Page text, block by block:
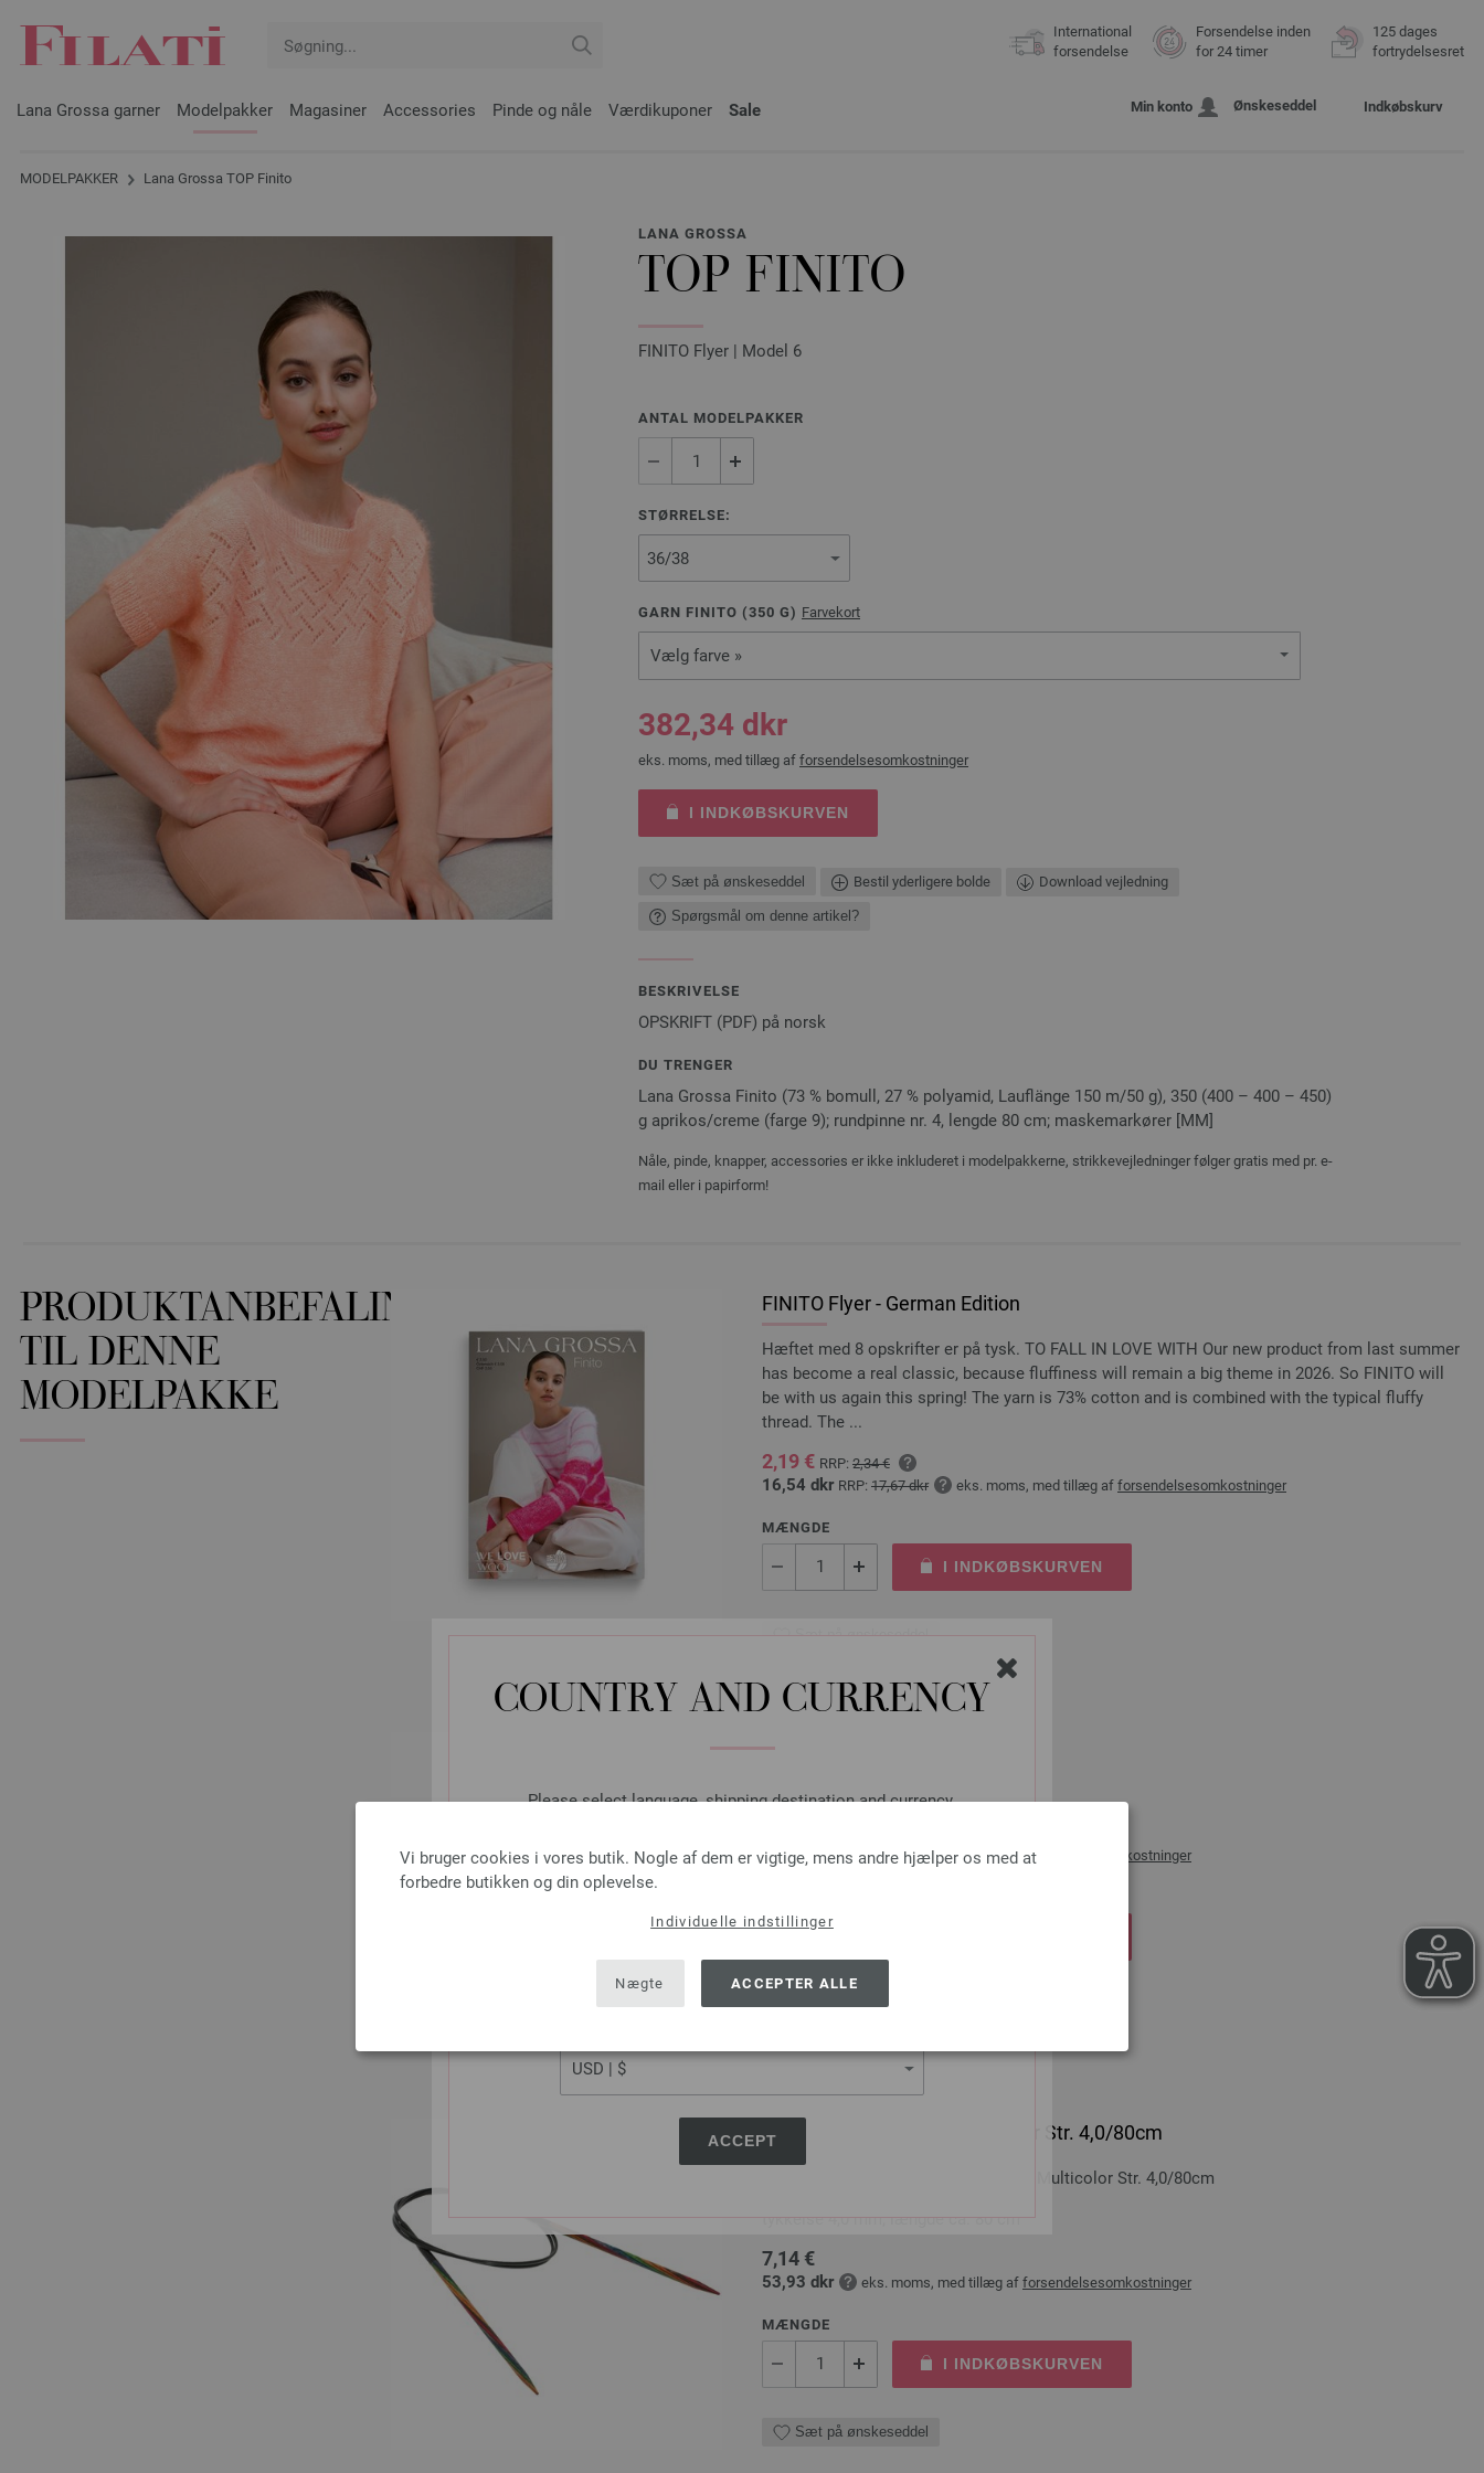
COUNTRY AND CURRENCY
Please select language, shipping destination and currency.
SHIPPING TO
USA - The United States of America
ACCEPT
Vi bruger cookies i vores butik. Nogle af dem er vigtige, mens andre hjælper os med at
forbedre butikken og din oplevelse.
Individuelle indstillinger
Nægte ACCEPTER ALLE
International
forsendelse
Forsendelse inden
for 24 timer
125 dages
fortrydelsesret
Lana Grossa garner Modelpakker Magasiner Accessories Pinde og nåle Værdikuponer Sale Min konto Ønskeseddel Indkøbskurv
MODELPAKKER Lana Grossa TOP Finito
LANA GROSSA
TOP FINITO
FINITO Flyer | Model 6
ANTAL MODELPAKKER
STØRRELSE:
GARN FINITO (350 G) Farvekort
Vælg farve »
382,34 dkr
eks. moms, med tillæg af forsendelsesomkostninger
I INDKØBSKURVEN
Sæt på ønskeseddel Bestil yderligere bolde Download vejledning
Spørgsmål om denne artikel?
BESKRIVELSE
OPSKRIFT (PDF) på norsk
DU TRENGER
Lana Grossa Finito (73 % bomull, 27 % polyamid, Lauflänge 150 m/50 g), 350 (400 – 400 – 450)
g aprikos/creme (farge 9); rundpinne nr. 4, lengde 80 cm; maskemarkører [MM]
Nåle, pinde, knapper, accessories er ikke inkluderet i modelpakkerne, strikkevejledninger følger gratis med pr. e-
mail eller i papirform!
PRODUKTANBEFALINGER
TIL DENNE
MODELPAKKE
FINITO Flyer - German Edition
Hæftet med 8 opskrifter er på tysk. TO FALL IN LOVE WITH Our new product from last summer
has become a real classic, because fluffiness will remain a big theme in 2026. So FINITO will
be with us again this spring! The yarn is 73% cotton and is combined with the typical fluffy
thread. The ...
2,19 € RRP: 2,34 €
16,54 dkr RRP: 17,67 dkr eks. moms, med tillæg af forsendelsesomkostninger
MÆNGDE
I INDKØBSKURVEN
Sæt på ønskeseddel
Maskemarkører (genlukkelig)
30 Maskemarkører fra Lana Grossa
18,73 dkr eks. moms, med tillæg af forsendelsesomkostninger
Sæt på ønskeseddel
Rundpind Design Træ Multicolor Str. 4,0/80cm
LANA GROSSA Rundpind Design Træ Multicolor Str. 4,0/80cm
tykkelse 4,0 mm; længde ca. 80 cm
7,14 €
53,93 dkr eks. moms, med tillæg af forsendelsesomkostninger
MÆNGDE
I INDKØBSKURVEN
Sæt på ønskeseddel